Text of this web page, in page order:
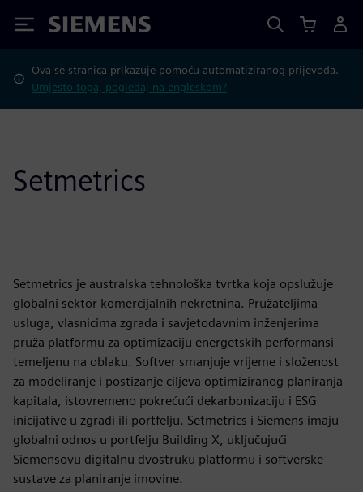
Siemens
Ova se stranica prikazuje pomoću automatiziranog prijevoda.
Umjesto toga, pogledaj na engleskom?
Setmetrics
Setmetrics je australska tehnološka tvrtka koja opslužuje
globalni sektor komercijalnih nekretnina. Pružateljima
usluga, vlasnicima zgrada i savjetodavnim inženjerima
pruža platformu za optimizaciju energetskih performansi
temeljenu na oblaku. Softver smanjuje vrijeme i složenost
za modeliranje i postizanje ciljeva optimiziranog planiranja
kapitala, istovremeno pokrećući dekarbonizaciju i ESG
inicijative u zgradi ili portfelju. Setmetrics i Siemens imaju
globalni odnos u portfelju Building X, uključujući
Siemensovu digitalnu dvostruku platformu i softverske
sustave za planiranje imovine.